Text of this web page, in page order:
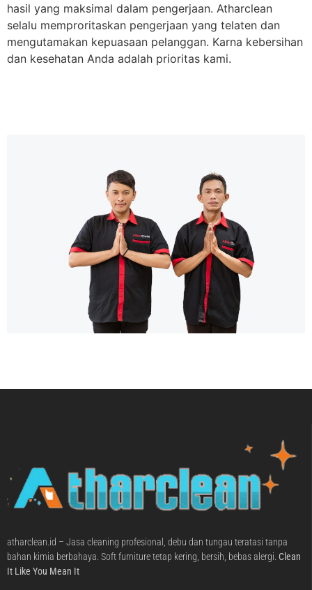
hasil yang maksimal dalam pengerjaan. Atharclean
selalu memproritaskan pengerjaan yang telaten dan
mengutamakan kepuasaan pelanggan. Karna kebersihan
dan kesehatan Anda adalah prioritas kami.
atharclean.id – Jasa cleaning profesional, debu dan tungau teratasi tanpa
bahan kimia berbahaya. Soft furniture tetap kering, bersih, bebas alergi. Clean
It Like You Mean It